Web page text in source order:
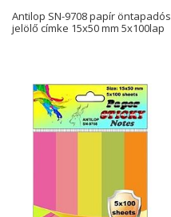
Antilop SN-9708 papír öntapadós
jelölő címke 15x50 mm 5x100lap